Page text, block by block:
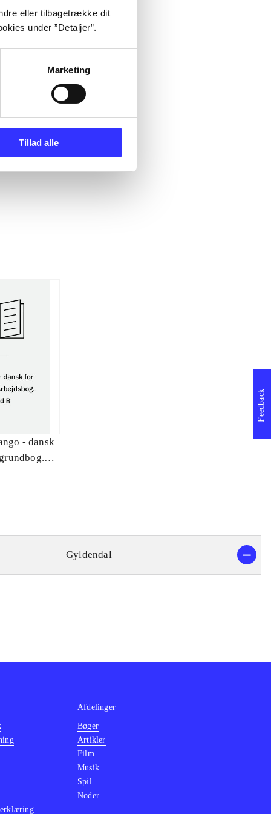
eller tilbagetrække dit
under ”Detaljer”.
Marketing
Tillad alle
- dansk
Gyldendal
Feedback
Afdelinger
Bøger
Artikler
Film
Musik
Spil
Noder